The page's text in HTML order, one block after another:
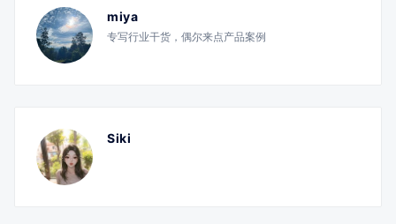
miya
专写行业干货，偶尔来点产品案例
Siki